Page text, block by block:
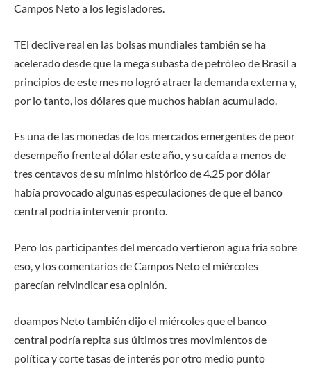
Campos Neto a los legisladores.
TEl declive real en las bolsas mundiales también se ha
acelerado desde que la mega subasta de petróleo de Brasil a
principios de este mes no logró atraer la demanda externa y,
por lo tanto, los dólares que muchos habían acumulado.
Es una de las monedas de los mercados emergentes de peor
desempeño frente al dólar este año, y su caída a menos de
tres centavos de su mínimo histórico de 4.25 por dólar
había provocado algunas especulaciones de que el banco
central podría intervenir pronto.
Pero los participantes del mercado vertieron agua fría sobre
eso, y los comentarios de Campos Neto el miércoles
parecían reivindicar esa opinión.
doampos Neto también dijo el miércoles que el banco
central podría repita sus últimos tres movimientos de
política y cortetasas de interés por otro medio punto